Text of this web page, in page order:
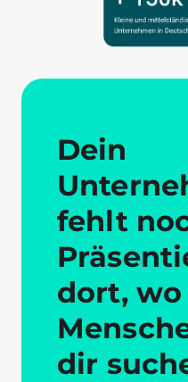
Dein
fehlt
dort, wo
dir